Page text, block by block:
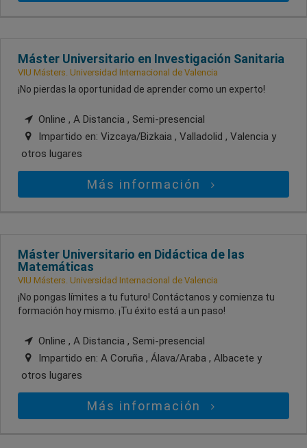
Máster Universitario en Investigación Sanitaria
VIU Másters. Universidad Internacional de Valencia
¡No pierdas la oportunidad de aprender como un experto!
Online , A Distancia , Semi-presencial
Impartido en: Vizcaya/Bizkaia , Valladolid , Valencia y
otros lugares
Más información
Máster Universitario en Didáctica de las
Matemáticas
VIU Másters. Universidad Internacional de Valencia
¡No pongas límites a tu futuro! Contáctanos y comienza tu
formación hoy mismo. ¡Tu éxito está a un paso!
Online , A Distancia , Semi-presencial
Impartido en: A Coruña , Álava/Araba , Albacete y
otros lugares
Más información